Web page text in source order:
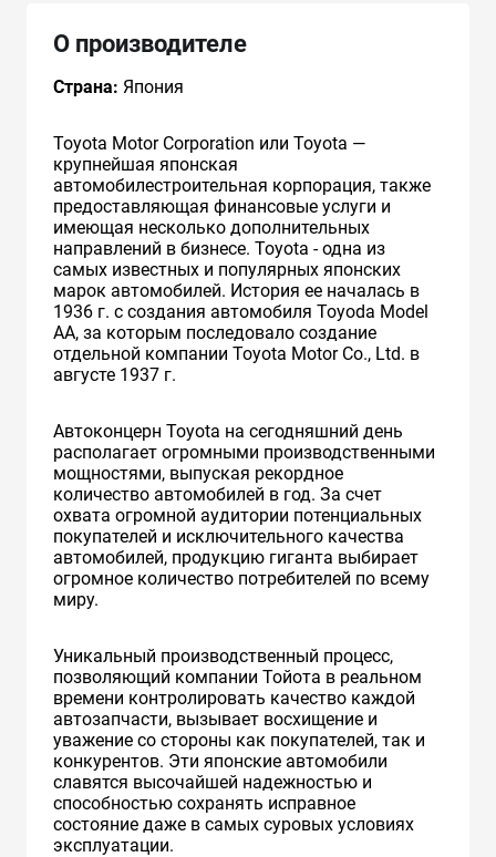
О производителе
Страна: Япония
Toyota Motor Corporation или Toyota —
крупнейшая японская
автомобилестроительная корпорация, также
предоставляющая финансовые услуги и
имеющая несколько дополнительных
направлений в бизнесе. Toyota - одна из
самых известных и популярных японских
марок автомобилей. История ее началась в
1936 г. с создания автомобиля Toyoda Model
AA, за которым последовало создание
отдельной компании Toyota Motor Co., Ltd. в
августе 1937 г.
Автоконцерн Toyota на сегодняшний день
располагает огромными производственными
мощностями, выпуская рекордное
количество автомобилей в год. За счет
охвата огромной аудитории потенциальных
покупателей и исключительного качества
автомобилей, продукцию гиганта выбирает
огромное количество потребителей по всему
миру.
Уникальный производственный процесс,
позволяющий компании Тойота в реальном
времени контролировать качество каждой
автозапчасти, вызывает восхищение и
уважение со стороны как покупателей, так и
конкурентов. Эти японские автомобили
славятся высочайшей надежностью и
способностью сохранять исправное
состояние даже в самых суровых условиях
эксплуатации.